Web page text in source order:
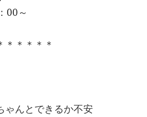
00～
＊＊＊＊＊
ゃんとできるか不安